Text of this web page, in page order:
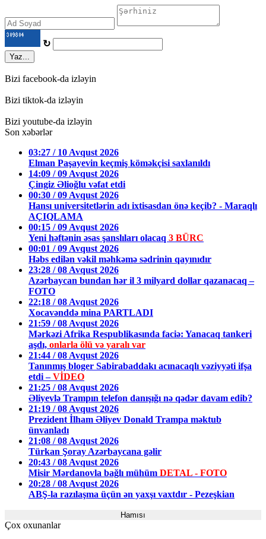
↻
Yaz...
Bizi facebook-da izləyin
Bizi tiktok-da izləyin
Bizi youtube-da izləyin
Son xəbərlər
03:27 / 10 Avqust 2026
Elman Paşayevin keçmiş köməkçisi saxlanıldı
14:09 / 09 Avqust 2026
Çingiz Əlioğlu vəfat etdi
00:30 / 09 Avqust 2026
Hansı universitetlərin adı ixtisasdan önə keçib? - Maraqlı
AÇIQLAMA
00:15 / 09 Avqust 2026
Yeni həftənin əsas şanslıları olacaq 3 BÜRC
00:01 / 09 Avqust 2026
Həbs edilən vəkil məhkəmə sədrinin qayınıdır
23:28 / 08 Avqust 2026
Azərbaycan bundan hər il 3 milyard dollar qazanacaq –
FOTO
22:18 / 08 Avqust 2026
Xocavənddə mina PARTLADI
21:59 / 08 Avqust 2026
Mərkəzi Afrika Respublikasında faciə: Yanacaq tankeri
aşdı, onlarla ölü və yaralı var
21:44 / 08 Avqust 2026
Tanınmış bloger Sabirabaddakı acınacaqlı vəziyyəti ifşa
etdi –VİDEO
21:25 / 08 Avqust 2026
Əliyevlə Trampın telefon danışığı nə qədər davam edib?
21:19 / 08 Avqust 2026
Prezident İlham Əliyev Donald Trampa məktub
ünvanladı
21:08 / 08 Avqust 2026
Türkan Şoray Azərbaycana gəlir
20:43 / 08 Avqust 2026
Misir Mərdanovla bağlı mühüm DETAL - FOTO
20:28 / 08 Avqust 2026
ABŞ-la razılaşma üçün ən yaxşı vaxtdır - Pezeşkian
Hamısı
Çox oxunanlar